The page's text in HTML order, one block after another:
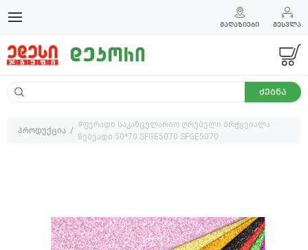
ᲛᲐᲦᲐᲖᲘᲔᲑᲘ ᲨᲔᲡᲕᲚᲐ
ᲫᲔᲑᲜᲐ
პროდუქცია
#ფერადი საკანცელარიო ღრუბელი ბრჭყვიალა
წებვადი 50*70 SFGE5070 SFGE5070